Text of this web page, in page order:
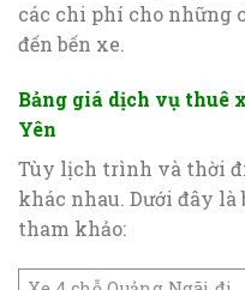
các chi phí cho những
đến bến xe.
Bảng giá dịch vụ thuê
Yên
Tùy lịch trình và thời
khác nhau. Dưới đây
tham khảo: